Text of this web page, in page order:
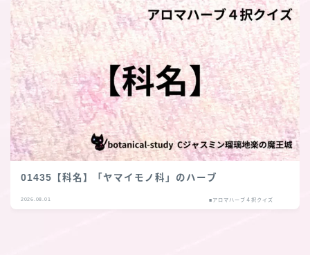
01435【科名】「ヤマイモノ科」のハーブ
2026.08.01 ■アロマハーブ４択クイズ